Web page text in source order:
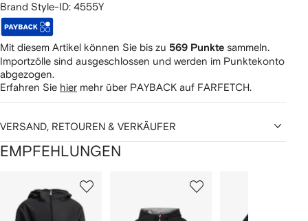
Brand Style-ID: 4555Y
Mit diesem Artikel können Sie bis zu 569 Punkte sammeln.
Importzölle sind ausgeschlossen und werden im Punktekonto
abgezogen.
Erfahren Sie hier mehr über PAYBACK auf FARFETCH.
VERSAND, RETOUREN & VERKÄUFER
EMPFEHLUNGEN